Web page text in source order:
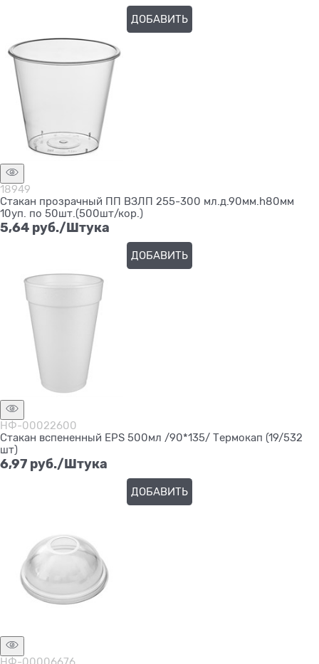
ДОБАВИТЬ
18949
Стакан прозрачный ПП ВЗЛП 255-300 мл.д.90мм.h80мм
10уп. по 50шт.(500шт/кор.)
5,64 руб./Штука
ДОБАВИТЬ
НФ-00022600
Стакан вспененный EPS 500мл /90*135/ Термокап (19/532
шт)
6,97 руб./Штука
ДОБАВИТЬ